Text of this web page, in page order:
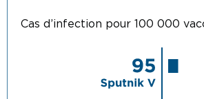
Cas d’infection pour 100 000